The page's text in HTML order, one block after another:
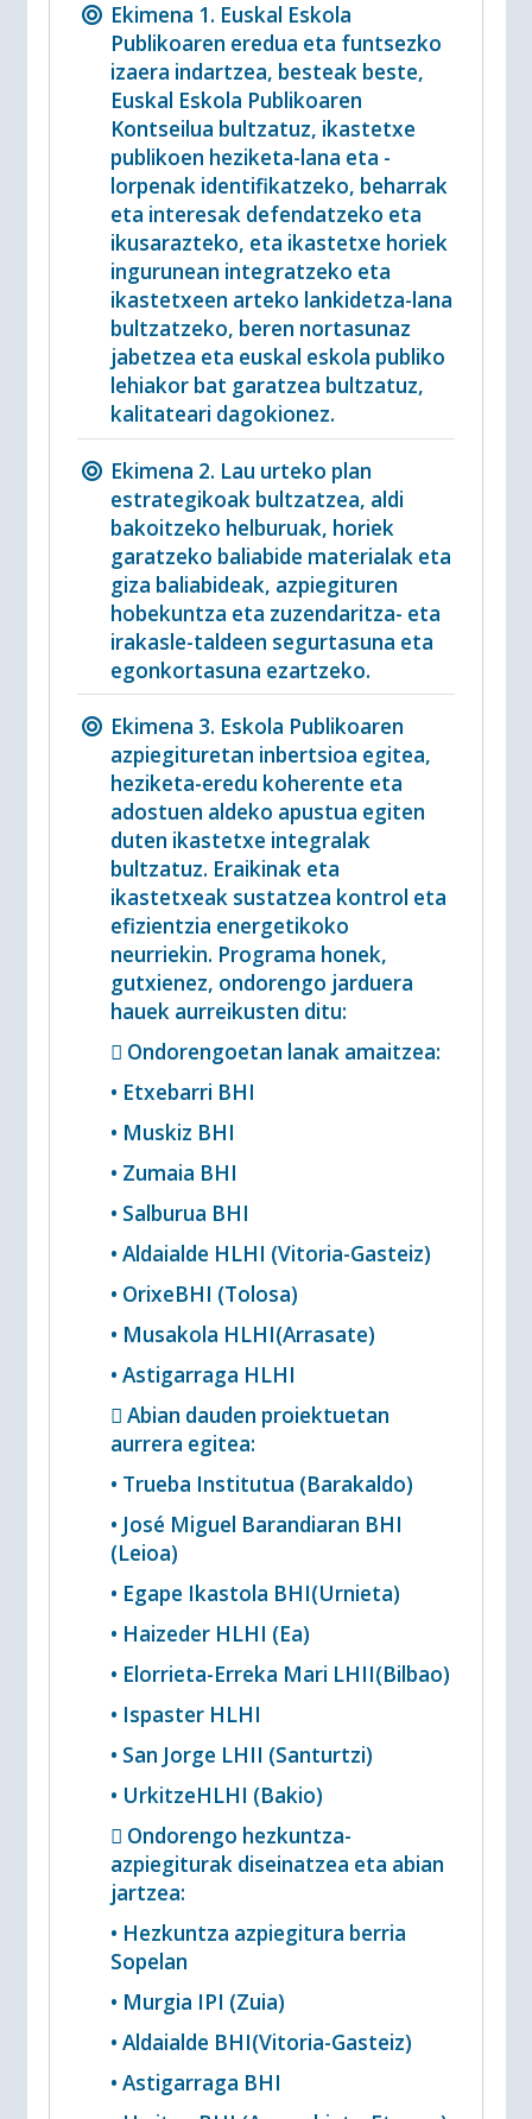
Ekimena 1. Euskal Eskola
Publikoaren eredua eta funtsezko
izaera indartzea, besteak beste,
Euskal Eskola Publikoaren
Kontseilua bultzatuz, ikastetxe
publikoen heziketa-lana eta -
lorpenak identifikatzeko, beharrak
eta interesak defendatzeko eta
ikusarazteko, eta ikastetxe horiek
ingurunean integratzeko eta
ikastetxeen arteko lankidetza-lana
bultzatzeko, beren nortasunaz
jabetzea eta euskal eskola publiko
lehiakor bat garatzea bultzatuz,
kalitateari dagokionez.
Ekimena 2. Lau urteko plan
estrategikoak bultzatzea, aldi
bakoitzeko helburuak, horiek
garatzeko baliabide materialak eta
giza baliabideak, azpiegituren
hobekuntza eta zuzendaritza- eta
irakasle-taldeen segurtasuna eta
egonkortasuna ezartzeko.
Ekimena 3. Eskola Publikoaren
azpiegituretan inbertsioa egitea,
heziketa-eredu koherente eta
adostuen aldeko apustua egiten
duten ikastetxe integralak
bultzatuz. Eraikinak eta
ikastetxeak sustatzea kontrol eta
efizientzia energetikoko
neurriekin. Programa honek,
gutxienez, ondorengo jarduera
hauek aurreikusten ditu:
 Ondorengoetan lanak amaitzea:
• Etxebarri BHI
• Muskiz BHI
• Zumaia BHI
• Salburua BHI
• Aldaialde HLHI (Vitoria-Gasteiz)
• OrixeBHI (Tolosa)
• Musakola HLHI(Arrasate)
• Astigarraga HLHI
 Abian dauden proiektuetan
aurrera egitea:
• Trueba Institutua (Barakaldo)
• José Miguel Barandiaran BHI
(Leioa)
• Egape Ikastola BHI(Urnieta)
• Haizeder HLHI (Ea)
• Elorrieta-Erreka Mari LHII(Bilbao)
• Ispaster HLHI
• San Jorge LHII (Santurtzi)
• UrkitzeHLHI (Bakio)
 Ondorengo hezkuntza-
azpiegiturak diseinatzea eta abian
jartzea:
• Hezkuntza azpiegitura berria
Sopelan
• Murgia IPI (Zuia)
• Aldaialde BHI(Vitoria-Gasteiz)
• Astigarraga BHI